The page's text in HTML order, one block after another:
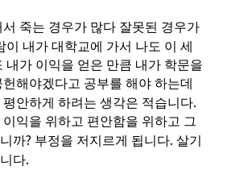
죽는 경우가 많다 잘못된 경우가
이 내가 대학교에 가서 나도 이 세
내가 이익을 얻은 만큼 내가 학문을
해야겠다고 공부를 해야 하는데
안하게 하려는 생각은 적습니다.
익을 위하고 편안함을 위하고 그
까? 부정을 저지르게 됩니다. 살기
다.